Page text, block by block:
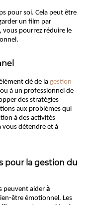
pour soi. Cela peut être
un film par
vous pourrez réduire le
clé de la gestion
à un professionnel de
des stratégies
aux problèmes qui
à des activités
vous détendre et à
pour la gestion du
peuvent aider à
être émotionnel. Les